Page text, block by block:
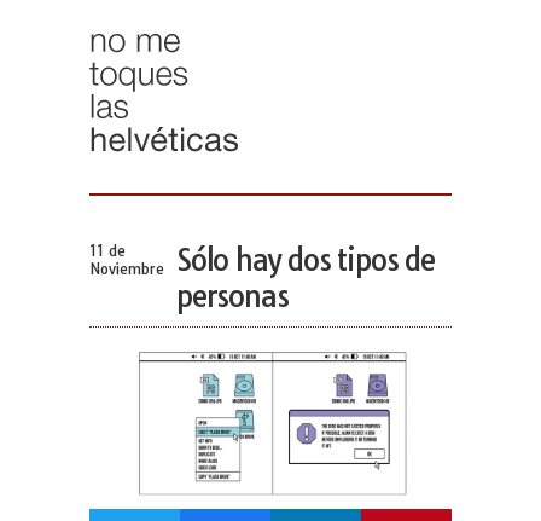
11 de
Noviembre
Sólo hay dos tipos de
personas